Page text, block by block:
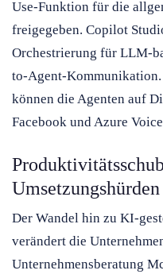
Use-Funktion für die
freigegeben. Copilot
Orchestrierung für LLM-
to-Agent-
können die Agenten auf
Facebook und Azure
Umsetzungshürden
Der Wandel hin zu KI-
verändert die
Unternehmensberatung